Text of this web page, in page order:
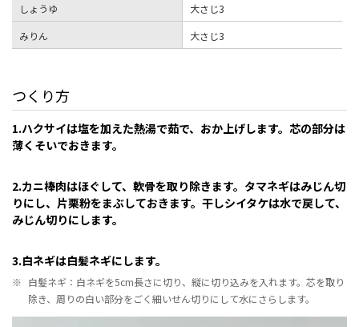
しょうゆ
大さじ3
みりん
大さじ3
つくり方
1.ハクサイは塩を加えた熱湯で茹で、おか上げします。芯の部分は
薄くそいでおきます。
2.カニ棒肉はほぐして、軟骨を取り除きます。タマネギはみじん切
りにし、片栗粉をまぶしておきます。干しシイタケは水で戻して、
みじん切りにします。
3.白ネギは白髪ネギにします。
※ 白髪ネギ：白ネギを5cm長さに切り、縦に切り込みを入れます。芯を取り
除き、周りの白い部分をごく細いせん切りにして水にさらします。